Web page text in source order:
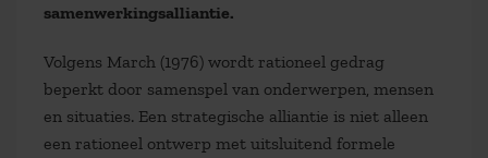
samenwerkingsalliantie.
Volgens March (1976) wordt rationeel gedrag
beperkt door samenspel van onderwerpen, mensen
en situaties. Een strategische alliantie is niet alleen
een rationeel ontwerp met uitsluitend formele